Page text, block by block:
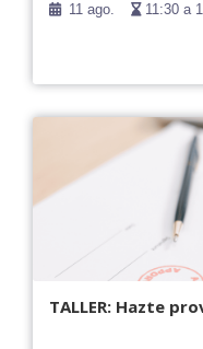
11 ago. 11:30 a
TALLER: Hazte